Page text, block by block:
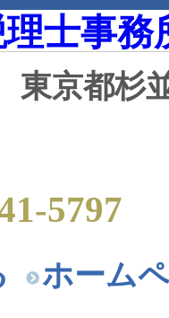
士事務
東京都杉
5797
ホーム